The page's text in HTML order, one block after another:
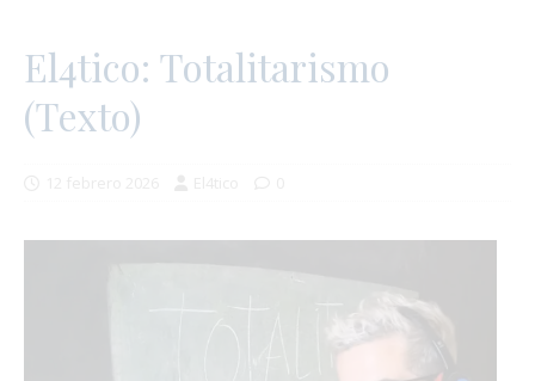
El4tico: Totalitarismo
(Texto)